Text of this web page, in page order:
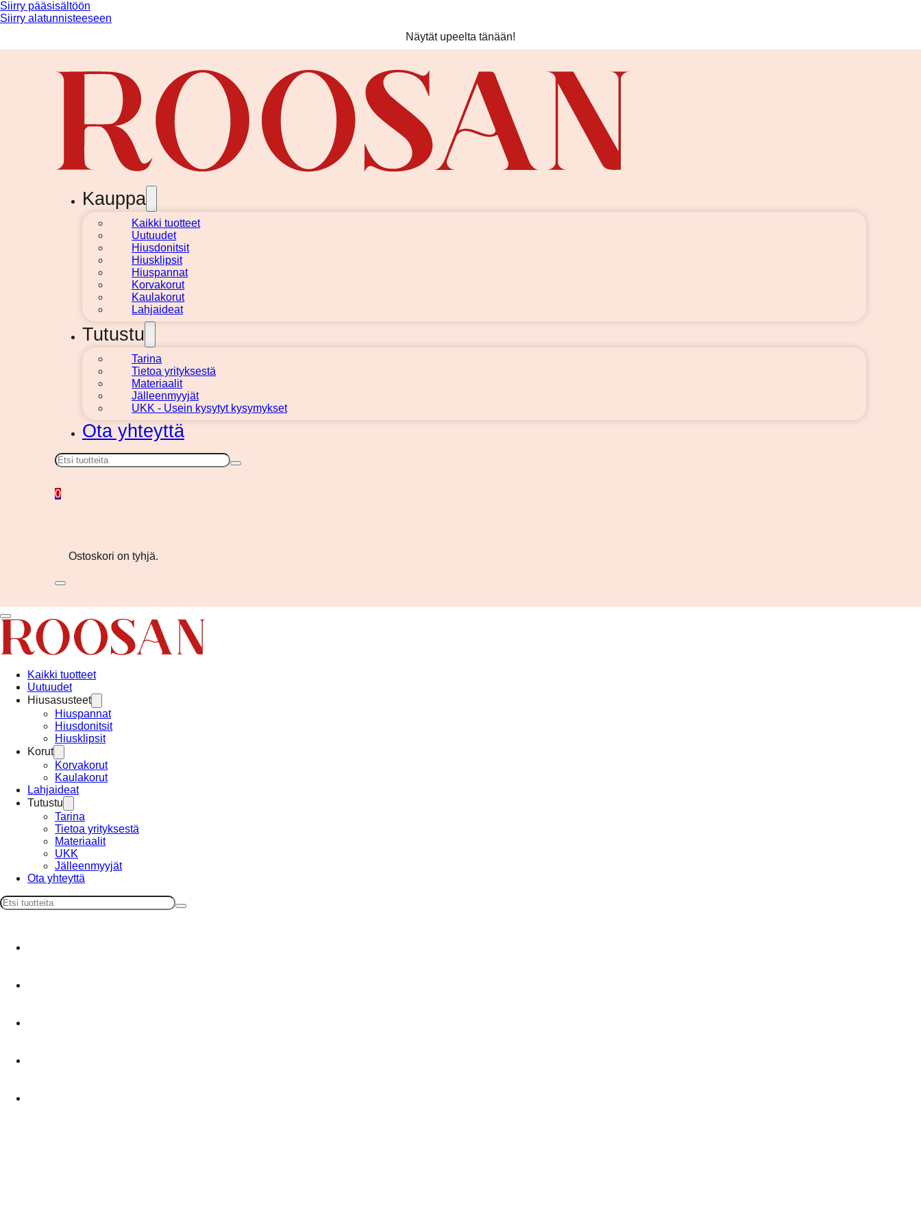
Siirry pääsisältöön
Siirry alatunnisteeseen
Näytät upeelta tänään!
Kesän uutuudet nyt saatavilla!
Kauppa
Kaikki tuotteet
Uutuudet
Hiusdonitsit
Hiusklipsit
Hiuspannat
Korvakorut
Kaulakorut
Lahjaideat
Tutustu
Tarina
Tietoa yrityksestä
Materiaalit
Jälleenmyyjät
UKK - Usein kysytyt kysymykset
Ota yhteyttä
Haku
0
Ostoskori on tyhjä.
Kaikki tuotteet
Uutuudet
Hiusasusteet
Hiuspannat
Hiusdonitsit
Hiusklipsit
Korut
Korvakorut
Kaulakorut
Lahjaideat
Tutustu
Tarina
Tietoa yrityksestä
Materiaalit
UKK
Jälleenmyyjät
Ota yhteyttä
Haku